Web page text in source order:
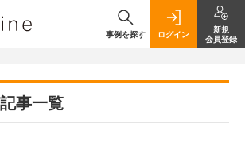
事例を探す ログイン
新規
会員登録
事一覧